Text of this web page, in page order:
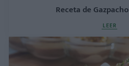
Receta de
LEER